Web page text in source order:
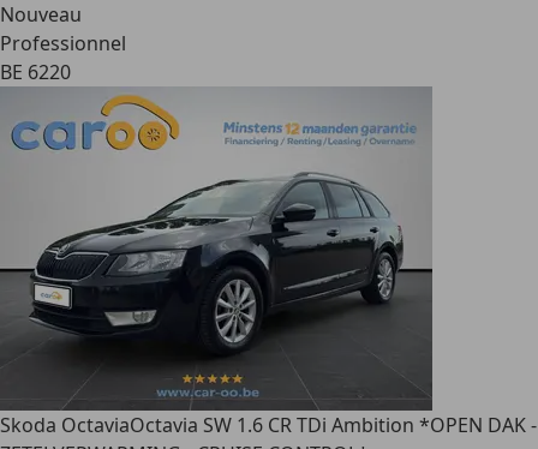
Nouveau
Professionnel
BE 6220
Skoda OctaviaOctavia SW 1.6 CR TDi Ambition *OPEN DAK -